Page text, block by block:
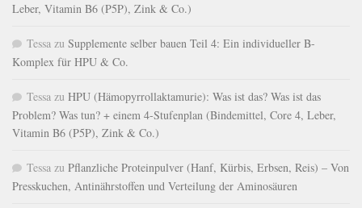
Leber, Vitamin B6 (P5P), Zink & Co.)
Tessa zu Supplemente selber bauen Teil 4: Ein individueller B-
Komplex für HPU & Co.
Tessa zu HPU (Hämopyrrollaktamurie): Was ist das? Was ist das
Problem? Was tun? + einem 4-Stufenplan (Bindemittel, Core 4, Leber,
Vitamin B6 (P5P), Zink & Co.)
Tessa zu Pflanzliche Proteinpulver (Hanf, Kürbis, Erbsen, Reis) – Von
Presskuchen, Antinährstoffen und Verteilung der Aminosäuren